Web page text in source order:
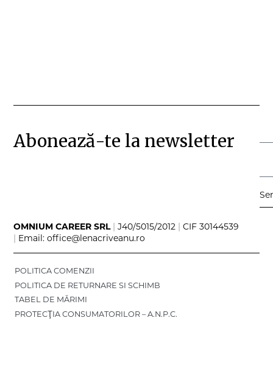
Abonează-te la newsletter
OMNIUM CAREER SRL | J40/5015/2012 | CIF 30144539
| Email: office@lenacriveanu.ro
POLITICA COMENZII
POLITICA DE RETURNARE SI SCHIMB
TABEL DE MĂRIMI
PROTECŢIA CONSUMATORILOR – A.N.P.C.